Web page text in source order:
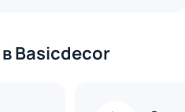
Basicdecor